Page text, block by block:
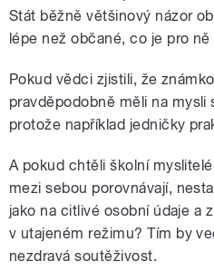
Stát běžně většinový názor
lépe než občané, co je pro ně
Pokud vědci zjistili, že
pravděpodobně měli na
protože například jedničky
A pokud chtěli školní
mezi sebou porovnávají,
jako na citlivé osobní údaje a
v utajeném režimu? Tím by
nezdravá soutěživost.